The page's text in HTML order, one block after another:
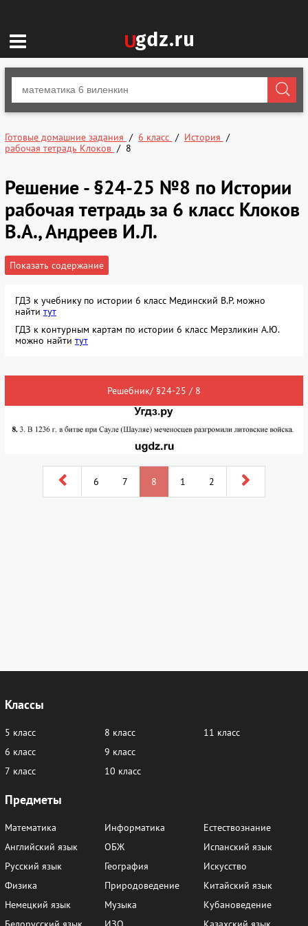
Готовые домашние задания 6 класс
История
рабочая тетрадь Клоков
8
Решение - §24-25 №8 по Истории
рабочая тетрадь за 6 класс Клоков
В.А., Андреев И.Л.
Показать содержание
ГДЗ к учебнику по истории 6 класс Мединский В.Р. можно
найти тут
ГДЗ к контурным картам по истории 6 класс Мерзликин А.Ю.
можно найти тут
Решебник/ §24-25 / 8
6 7 8 1 2
Классы
5 класс
6 класс
7 класс
8 класс
9 класс
10 класс
11 класс
Предметы
Математика
Английский язык
Русский язык
Физика
Немецкий язык
Информатика
ОБЖ
География
Природоведение
Музыка
Естествознание
Испанский язык
Искусство
Китайский язык
Кубановедение